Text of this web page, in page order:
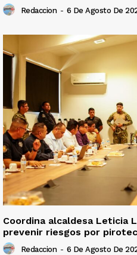
Redaccion - 6 De Agosto De
Coordina alcaldesa Leticia
prevenir riesgos por
Redaccion - 6 De Agosto De